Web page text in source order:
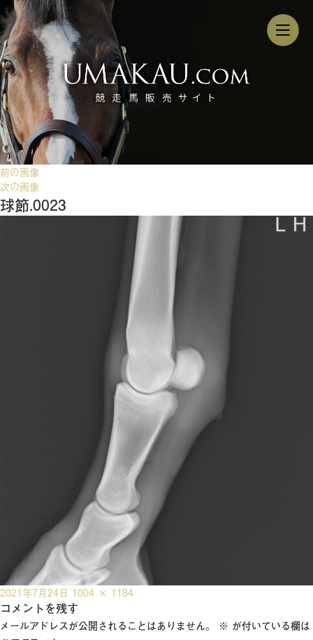
前の画像
次の画像
球節.0023
投
稿
日:
2021年7月24日 フ
ル
サ
1004 × 1184
コメントを残す
メールアドレスが公開されることはありません。 ※ が付いている欄は